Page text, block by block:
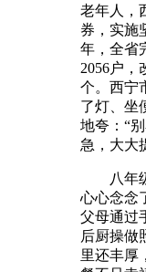
老年人，
券，实施
年，全省
2056户，
个。西宁
了灯、坐
地夸：“
急，大大
八年级
心心念念
父母通过
后厨操做
里还丰厚